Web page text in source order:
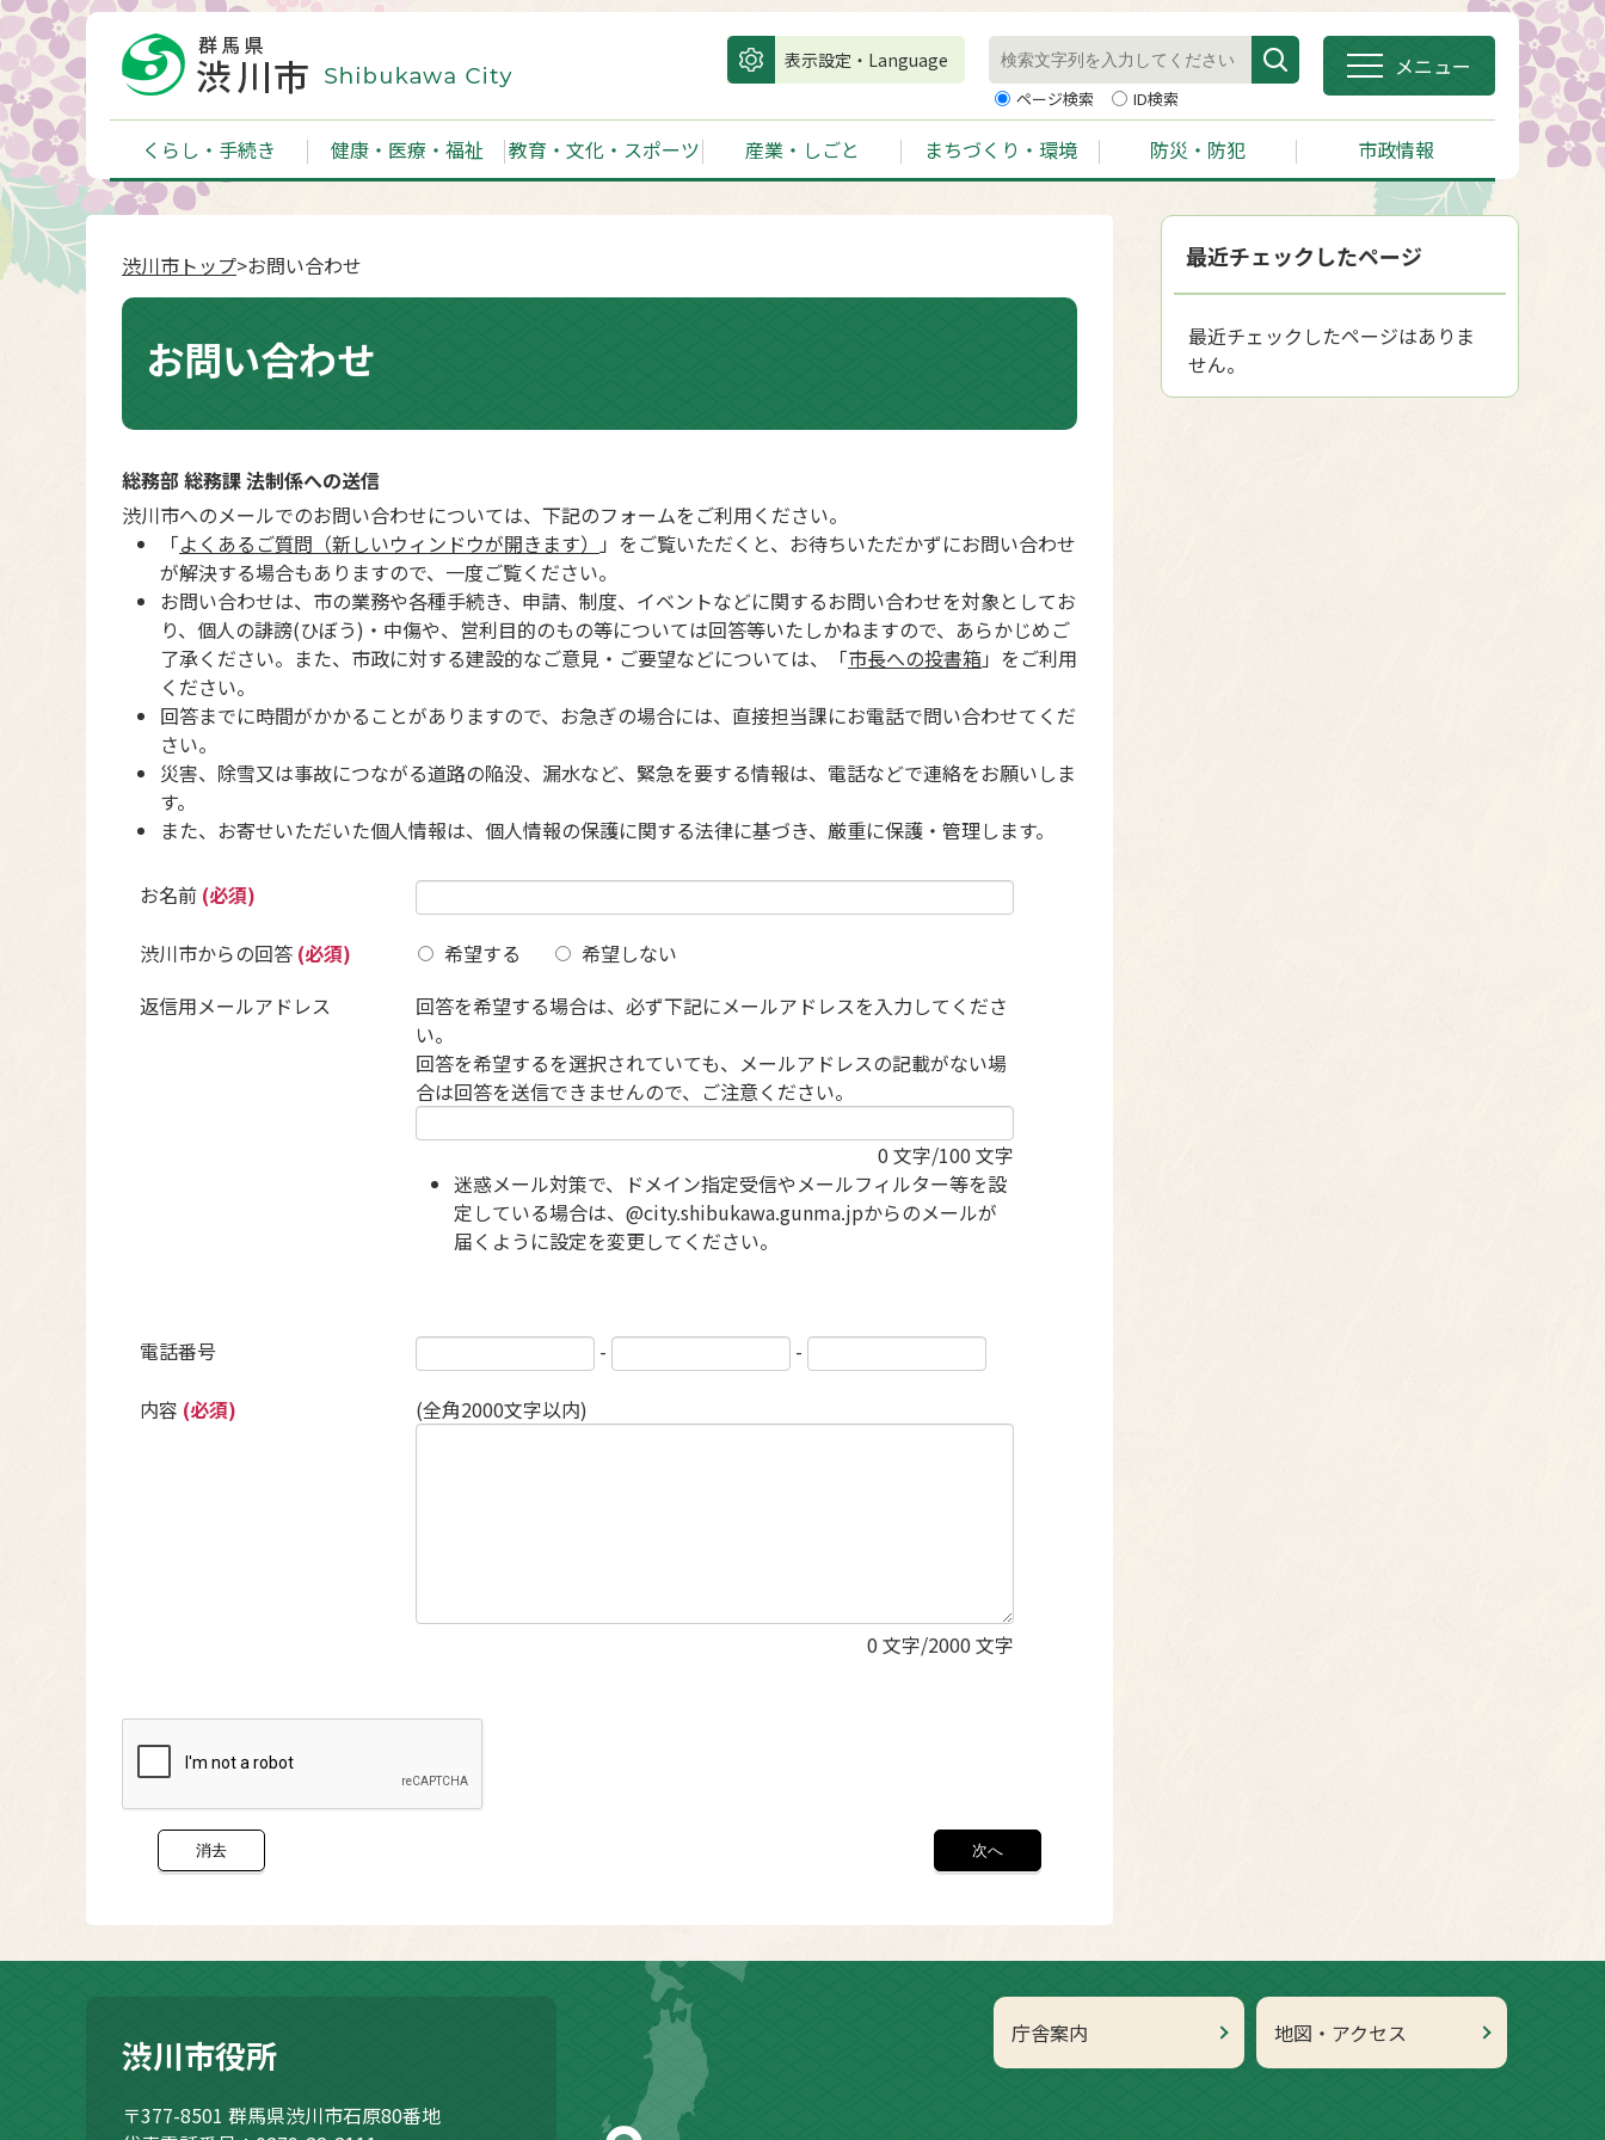
表示設定・Language
ページ検索 ID検索
メニュー
くらし・手続き 健康・医療・福祉 教育・文化・スポーツ 産業・しごと まちづくり・環境 防災・防犯 市政情報
渋川市トップ>お問い合わせ
お問い合わせ
総務部 総務課 法制係への送信
渋川市へのメールでのお問い合わせについては、下記のフォームをご利用ください。
「よくあるご質問（新しいウィンドウが開きます）
」をご覧いただくと、お待ちいただかずにお問い合わせ
が解決する場合もありますので、一度ご覧ください。
お問い合わせは、市の業務や各種手続き、申請、制度、イベントなどに関するお問い合わせを対象としてお
り、個人の誹謗(ひぼう)・中傷や、営利目的のもの等については回答等いたしかねますので、あらかじめご
了承ください。また、市政に対する建設的なご意見・ご要望などについては、「市長への投書箱」をご利用
ください。
回答までに時間がかかることがありますので、お急ぎの場合には、直接担当課にお電話で問い合わせてくだ
さい。
災害、除雪又は事故につながる道路の陥没、漏水など、緊急を要する情報は、電話などで連絡をお願いしま
す。
また、お寄せいただいた個人情報は、個人情報の保護に関する法律に基づき、厳重に保護・管理します。
お名前 (必須)
渋川市からの回答 (必須) 希望する
希望しない
返信用メールアドレス
回答を希望する場合は、必ず下記にメールアドレスを入力してくださ
い。
回答を希望するを選択されていても、メールアドレスの記載がない場
合は回答を送信できませんので、ご注意ください。
0 文字/100 文字
迷惑メール対策で、ドメイン指定受信やメールフィルター等を設
定している場合は、@city.shibukawa.gunma.jpからのメールが
届くように設定を変更してください。
電話番号 - -
内容 (必須) (全角2000文字以内)
0 文字/2000 文字
最近チェックしたページ
最近チェックしたページはありま
せん。
庁舎案内 地図・アクセス
渋川市役所
〒377-8501 群馬県渋川市石原80番地